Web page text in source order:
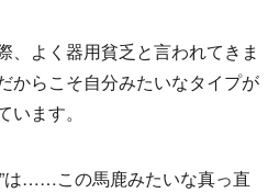
、よく器用貧乏と言われてきま
からこそ自分みたいなタイプが
ます。
は……この馬鹿みたいな真っ直